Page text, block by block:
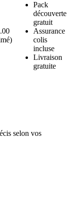
Pack
découverte
gratuit
Assurance
colis
incluse
Livraison
gratuite
selon vos